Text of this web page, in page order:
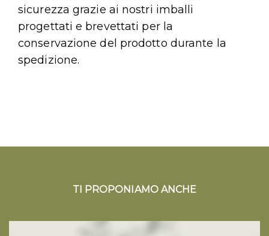
sicurezza grazie ai nostri imballi
progettati e brevettati per la
conservazione del prodotto durante la
spedizione.
TI PROPONIAMO ANCHE